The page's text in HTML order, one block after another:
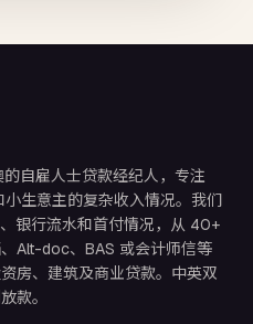
自雇人士贷款经纪人，专注
生意主的复杂收入情况。我们
银行流水和首付情况，从 40+
Alt-doc、BAS 或会计师信等
房、建筑及商业贷款。中英双
款。